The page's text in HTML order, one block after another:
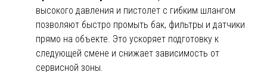
высокого давления и пистолет с гибким шлангом
позволяют быстро промыть бак, фильтры и датчики
прямо на объекте. Это ускоряет подготовку к
следующей смене и снижает зависимость от
сервисной зоны.